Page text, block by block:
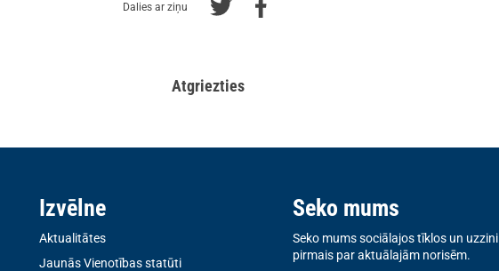
Dalies ar ziņu
Atgriezties
Izvēlne
Aktualitātes
Jaunās Vienotības statūti
Seko mums
Seko mums sociālajos tīklos un uzzini
pirmais par aktuālajām norisēm.